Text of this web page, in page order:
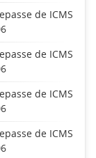
de ICMS
de ICMS
de ICMS
de ICMS